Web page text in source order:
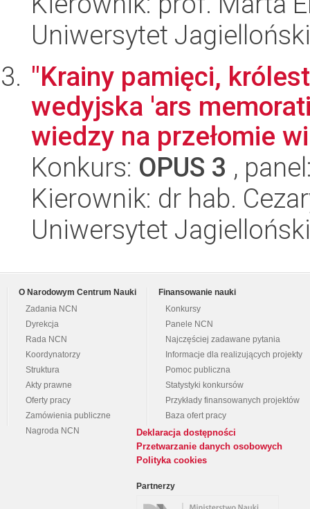
Uniwersytet
"Krainy pamięci,
wedyjska 'ars
wiedzy na przełomie
Konkurs: OPUS 3 ,
Kierownik: dr hab.
Uniwersytet
O Narodowym Centrum Nauki
Zadania NCN
Dyrekcja
Rada NCN
Koordynatorzy
Struktura
Akty prawne
Oferty pracy
Zamówienia publiczne
Nagroda NCN
Finansowanie nauki
Konkursy
Panele NCN
Najczęściej zadawane pytania
Informacje dla realizujących projekty
Pomoc publiczna
Statystyki konkursów
Przykłady finansowanych projektów
Baza ofert pracy
Deklaracja dostępności
Przetwarzanie danych osobowych
Polityka cookies
Partnerzy